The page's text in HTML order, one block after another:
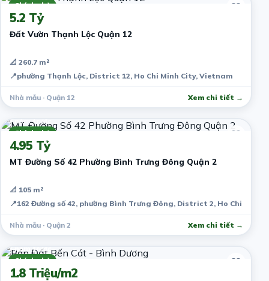
Chính chủ
5.2 Tỷ
Đất Vườn Thạnh Lộc Quận 12
📐 260.7 m²
📍phường Thạnh Lộc, District 12, Ho Chi Minh City, Vietnam
Nhà mẫu · Quận 12 Xem chi tiết →
Chính chủ
7 năm trước
4.95 Tỷ
MT Đường Số 42 Phường Bình Trưng Đông Quận 2
📐 105 m²
📍162 Đường số 42, phường Bình Trưng Đông, District 2, Ho Chi Minh
Nhà mẫu · Quận 2 Xem chi tiết →
Chính chủ
7 năm trước
1.8 Triệu/m2